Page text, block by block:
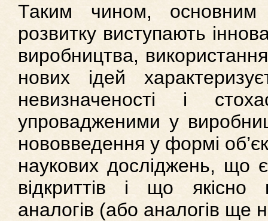
Таким чином, основним
розвитку виступають
виробництва, використання
нових ідей
невизначеності і
упровадженими у
нововведення у формі
наукових досліджень, що
відкриттів і що якісно
аналогів (або аналогів ще